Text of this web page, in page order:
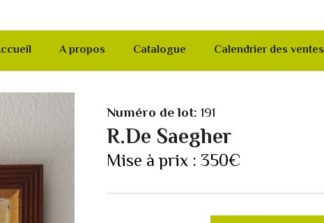
A propos Catalogue Calendrier des ventes
Numéro de lot: 191
R.De Saegher
Mise à prix :350€